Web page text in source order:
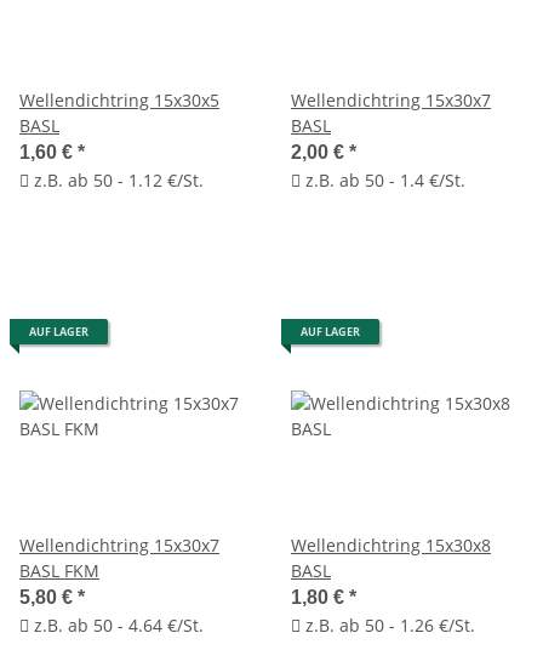
Wellendichtring 15x30x5
BASL
1,60 € *
z.B. ab 50 - 1.12 €/St.
Wellendichtring 15x30x7
BASL
2,00 € *
z.B. ab 50 - 1.4 €/St.
AUF LAGER
Wellendichtring 15x30x7
BASL FKM
5,80 € *
z.B. ab 50 - 4.64 €/St.
AUF LAGER
Wellendichtring 15x30x8
BASL
1,80 € *
z.B. ab 50 - 1.26 €/St.